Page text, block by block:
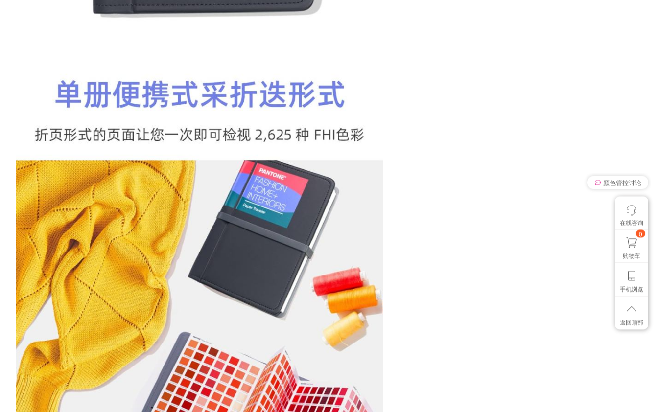
我有个想法
想找个色卡
颜色管控讨论
在线咨询
0
购物车
手机浏览
返回顶部